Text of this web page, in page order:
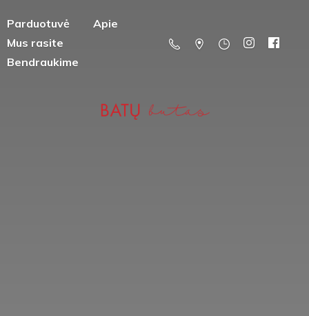
Parduotuvė
Apie
Mus rasite
Bendraukime